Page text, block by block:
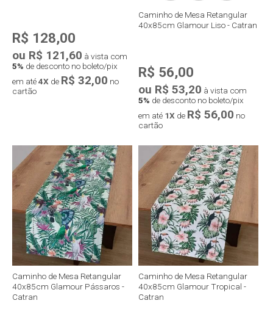
R$ 128,00
ou R$ 121,60 à vista com
5% de desconto no boleto/pix
em até4X de R$ 32,00 no
cartão
Compra rápida
Caminho de Mesa Retangular
40x85cm Glamour Liso - Catran
R$ 56,00
ou R$ 53,20 à vista com
5% de desconto no boleto/pix
em até 1X de R$ 56,00 no
cartão
Compra rápida
Caminho de Mesa Retangular
40x85cm Glamour Pássaros -
Catran
Caminho de Mesa Retangular
40x85cm Glamour Tropical -
Catran